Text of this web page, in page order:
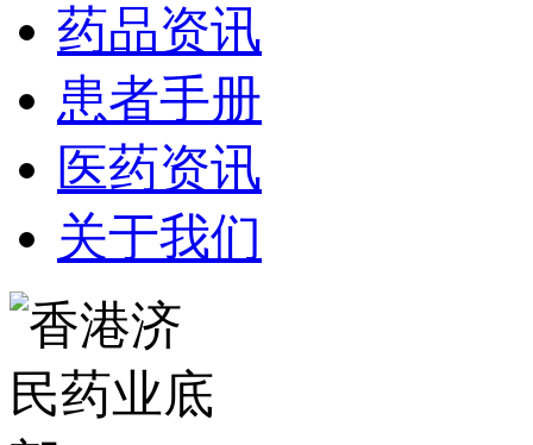
药品资讯
患者手册
医药资讯
关于我们